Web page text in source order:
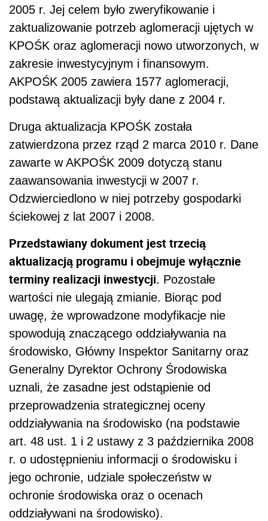
2005 r. Jej celem było zweryfikowanie i
zaktualizowanie potrzeb aglomeracji ujętych w
KPOŚK oraz aglomeracji nowo utworzonych, w
zakresie inwestycyjnym i finansowym.
AKPOŚK 2005 zawiera 1577 aglomeracji,
podstawą aktualizacji były dane z 2004 r.
Druga aktualizacja KPOŚK została
zatwierdzona przez rząd 2 marca 2010 r. Dane
zawarte w AKPOŚK 2009 dotyczą stanu
zaawansowania inwestycji w 2007 r.
Odzwierciedlono w niej potrzeby gospodarki
ściekowej z lat 2007 i 2008.
Przedstawiany dokument jest trzecią
aktualizacją programu i obejmuje wyłącznie
terminy realizacji inwestycji. Pozostałe
wartości nie ulegają zmianie. Biorąc pod
uwagę, że wprowadzone modyfikacje nie
spowodują znaczącego oddziaływania na
środowisko, Główny Inspektor Sanitarny oraz
Generalny Dyrektor Ochrony Środowiska
uznali, że zasadne jest odstąpienie od
przeprowadzenia strategicznej oceny
oddziaływania na środowisko (na podstawie
art. 48 ust. 1 i 2 ustawy z 3 października 2008
r. o udostępnieniu informacji o środowisku i
jego ochronie, udziale społeczeństw w
ochronie środowiska oraz o ocenach
oddziaływani na środowisko).